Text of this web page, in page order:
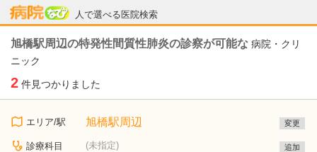
人で選べる医院検索
病院なび
旭橋駅周辺の特発性間質性肺炎の診察が可能な 病院・クリ
ニック
2 件見つかりました
エリア/駅 旭橋駅周辺 変更
診療科目 (未指定) 追加